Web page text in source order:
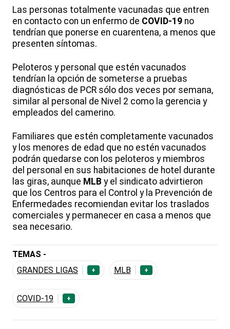
Las personas totalmente vacunadas que entren
en contacto con un enfermo de COVID-19 no
tendrían que ponerse en cuarentena, a menos que
presenten síntomas.
Peloteros y personal que estén vacunados
tendrían la opción de someterse a pruebas
diagnósticas de PCR sólo dos veces por semana,
similar al personal de Nivel 2 como la gerencia y
empleados del camerino.
Familiares que estén completamente vacunados
y los menores de edad que no estén vacunados
podrán quedarse con los peloteros y miembros
del personal en sus habitaciones de hotel durante
las giras, aunque MLB y el sindicato advirtieron
que los Centros para el Control y la Prevención de
Enfermedades recomiendan evitar los traslados
comerciales y permanecer en casa a menos que
sea necesario.
TEMAS -
GRANDES LIGAS
+ MLB +
COVID-19 +